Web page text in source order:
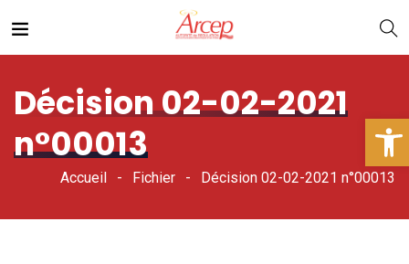
Décision 02-02-2021
n°00013
Accueil Fichier Décision 02-02-2021 n°00013